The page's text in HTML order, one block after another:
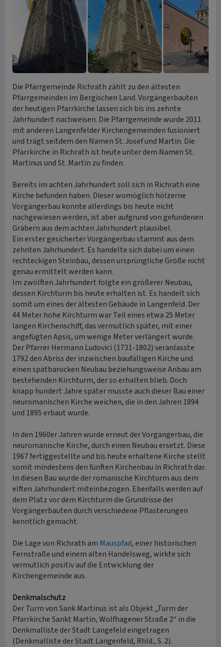
Die Pfarrgemeinde Richrath zählt zu den ältesten
Pfarrgemeinden im Bergischen Land. Vorgängerbauten
der heutigen Pfarrkirche lassen sich bis ins zehnte
Jahrhundert nachweisen. Die Pfarrgemeinde wurde 2011
mit anderen Langenfelder Kirchengemeinden fusioniert
und trägt seitdem den Namen St. Josef und Martin. Die
Pfarrkirche in Richrath ist heute unter dem Namen St.
Martinus und St. Martin zu finden.
Bereits im achten Jahrhundert soll sich in Richrath eine
Kirche befunden haben. Dieser womöglich hölzerne
Vorgängerbau konnte allerdings bis heute nicht
nachgewiesen werden, ist aber aufgrund von gefundenen
Gräbern aus dem achten Jahrhundert plausibel.
Ein erster gesicherter Vorgängerbau stammt aus dem
zehnten Jahrhundert. Es handelte sich dabei um einen
rechteckigen Steinbau, dessen ursprüngliche Größe nicht
genau ermittelt werden kann.
Im zwölften Jahrhundert folgte ein größerer Neubau,
dessen Kirchturm bis heute erhalten ist. Es handelt sich
somit um eines der ältesten Gebäude in Langenfeld. Der
44 Meter hohe Kirchturm war Teil eines etwa 25 Meter
langen Kirchenschiff, das vermutlich später, mit einer
angefügten Apsis, um wenige Meter verlängert wurde.
Der Pfarrer Hermann Ludovici (1731-1802) veranlasste
1792 den Abriss der inzwischen baufälligen Kirche und
einen spätbarocken Neubau beziehungsweise Anbau am
bestehenden Kirchturm, der so erhalten blieb. Doch
knapp hundert Jahre später musste auch dieser Bau einer
neuromanischen Kirche weichen, die in den Jahren 1894
und 1895 erbaut wurde.
In den 1960er Jahren wurde erneut der Vorgängerbau, die
neuromanische Kirche, durch einen Neubau ersetzt. Diese
1967 fertiggestellte und bis heute erhaltene Kirche stellt
somit mindestens den fünften Kirchenbau in Richrath dar.
In diesen Bau wurde der romanische Kirchturm aus dem
elften Jahrhundert miteinbezogen. Ebenfalls werden auf
dem Platz vor dem Kirchturm die Grundrisse der
Vorgängerbauten durch verschiedene Pflasterungen
kenntlich gemacht.
Die Lage von Richrath am Mauspfad, einer historischen
Fernstraße und einem alten Handelsweg, wirkte sich
vermutlich positiv auf die Entwicklung der
Kirchengemeinde aus.
Denkmalschutz
Der Turm von Sank Martinus ist als Objekt „Turm der
Pfarrkirche Sankt Martin, Wolfhagener Straße 2“ in die
Denkmalliste der Stadt Langefeld eingetragen
(Denkmalliste der Stadt Langenfeld, Rhld., S. 2).